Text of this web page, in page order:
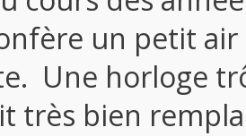
un petit
Une horloge
très bien